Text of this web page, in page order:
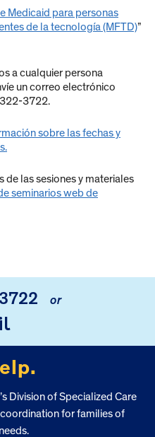
Medicaid para personas
de la tecnología (MFTD)”
a cualquier persona
un correo electrónico
3722.
sobre las fechas y
de las sesiones y materiales
seminarios web de
or
Division of Specialized Care
for families of